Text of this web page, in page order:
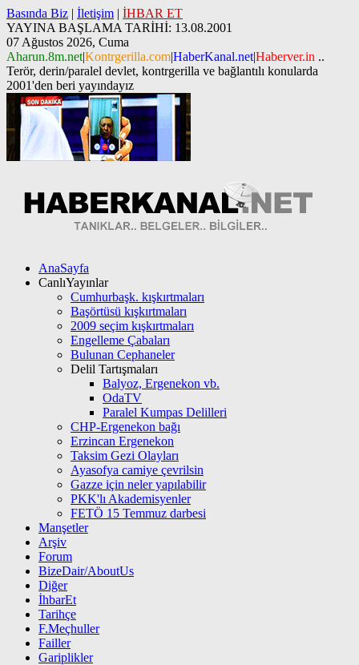
Basında Biz | İletişim | İHBAR ET
YAYINA BAŞLAMA TARİHİ: 13.08.2001
07 Ağustos 2026, Cuma
Aharun.8m.net|Kontrgerilla.com|HaberKanal.net|Haberver.in ..
Terör, derin/paralel devlet, kontrgerilla ve bağlantılı konularda
2001'den beri yayındayız
AnaSayfa
CanlıYayınlar
Cumhurbaşk. kışkırtmaları
Başörtüsü kışkırtmaları
2009 seçim kışkırtmaları
Engelleme Çabaları
Bulunan Cephaneler
Delil Tartışmaları
Balyoz, Ergenekon vb.
OdaTV
Paralel Kumpas Delilleri
CHP-Ergenekon bağı
Erzincan Ergenekon
Taksim Gezi Olayları
Ayasofya camiye çevrilsin
Gazze için neler yapılabilir
PKK'lı Akademisyenler
FETÖ 15 Temmuz darbesi
Manşetler
Arşiv
Forum
BizeDair/AboutUs
Diğer
İhbarEt
Tarihçe
F.Meçhuller
Failler
Gariplikler